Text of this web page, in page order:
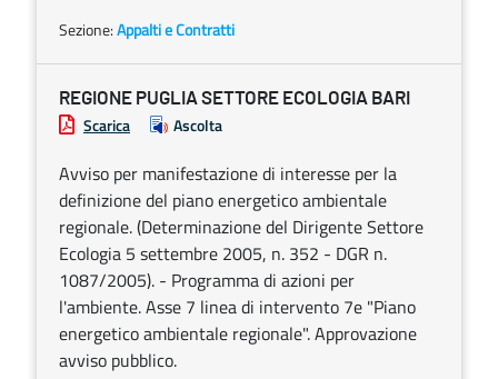
Sezione:Appalti e Contratti
REGIONE PUGLIA SETTORE ECOLOGIA BARI
Scarica Ascolta
Avviso per manifestazione di interesse per la
definizione del piano energetico ambientale
regionale. (Determinazione del Dirigente Settore
Ecologia 5 settembre 2005, n. 352 - DGR n.
1087/2005). - Programma di azioni per
l'ambiente. Asse 7 linea di intervento 7e "Piano
energetico ambientale regionale". Approvazione
avviso pubblico.